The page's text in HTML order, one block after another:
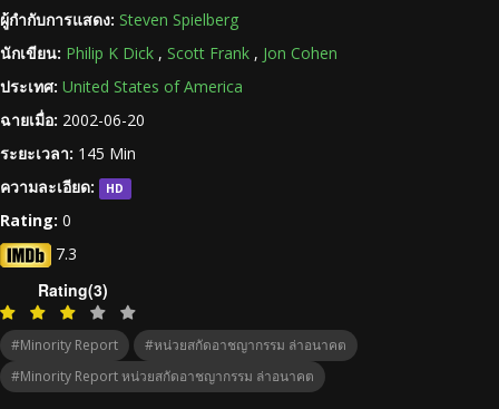
ผู้กำกับการแสดง: Steven Spielberg
นักเขียน: Philip K Dick , Scott Frank , Jon Cohen
ประเทศ: United States of America
ฉายเมื่อ: 2002-06-20
ระยะเวลา: 145 Min
ความละเอียด:
HD
Rating: 0
7.3
Rating(3)
#Minority Report
#หน่วยสกัดอาชญากรรม ล่าอนาคต
#Minority Report หน่วยสกัดอาชญากรรม ล่าอนาคต